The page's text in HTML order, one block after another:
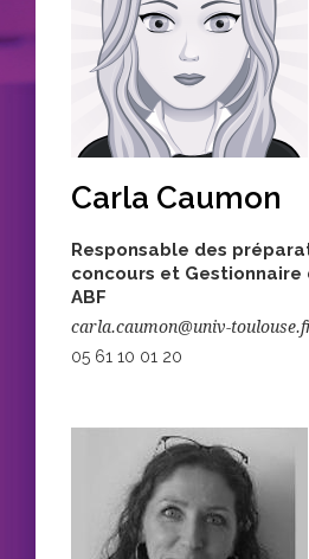
Carla Caumon
Responsable des
concours et Gestionnaire
ABF
carla.caumon@univ-
05 61 10 01 20